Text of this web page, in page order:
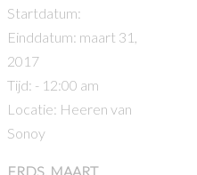
Startdatum:
Einddatum: maart 31,
2017
Tijd: - 12:00 am
Locatie: Heeren van
Sonoy
FRDS. MAART